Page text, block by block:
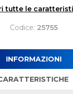
tutte le
Codice: 25755
INFORMAZIONI